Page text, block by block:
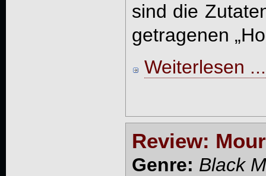
sind die
getragenen
Weiterlesen ...
Review:
Genre: Black